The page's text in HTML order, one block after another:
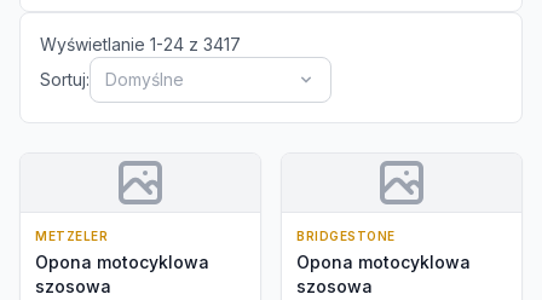
Wyświetlanie 1-24 z 3417
Sortuj:
Domyślne
METZELER
Opona motocyklowa
szosowa
BRIDGESTONE
Opona motocyklowa
szosowa